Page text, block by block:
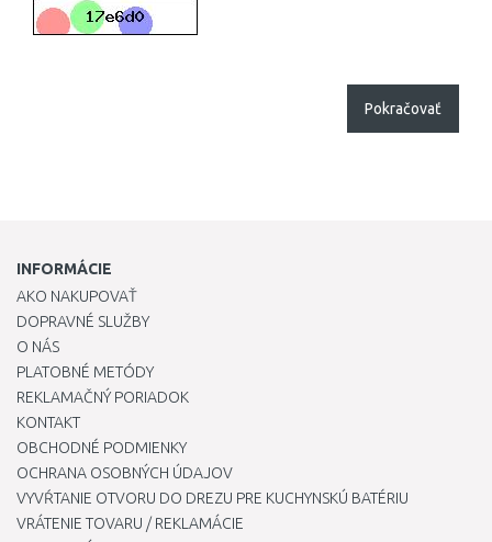
Pokračovať
INFORMÁCIE
AKO NAKUPOVAŤ
DOPRAVNÉ SLUŽBY
O NÁS
PLATOBNÉ METÓDY
REKLAMAČNÝ PORIADOK
KONTAKT
OBCHODNÉ PODMIENKY
OCHRANA OSOBNÝCH ÚDAJOV
VYVŔTANIE OTVORU DO DREZU PRE KUCHYNSKÚ BATÉRIU
VRÁTENIE TOVARU / REKLAMÁCIE